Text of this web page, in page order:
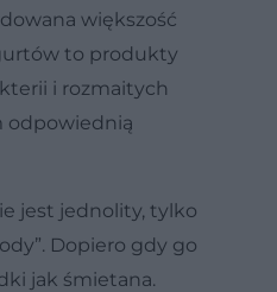
większość
to produkty
i rozmaitych
odpowiednią
jest jednolity, tylko
Dopiero gdy go
jak śmietana.